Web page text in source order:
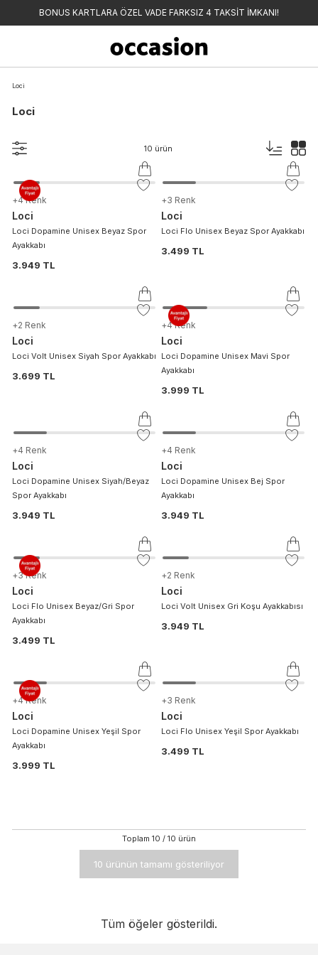
BONUS KARTLARA ÖZEL VADE FARKSIZ 4 TAKSİT İMKANI!
Loci
Loci
10 ürün
+4 Renk
Loci
Loci Dopamine Unisex Beyaz Spor
Ayakkabı
3.949 TL
+3 Renk
Loci
Loci Flo Unisex Beyaz Spor Ayakkabı
3.499 TL
+2 Renk
Loci
Loci Volt Unisex Siyah Spor Ayakkabı
3.699 TL
+4 Renk
Loci
Loci Dopamine Unisex Mavi Spor
Ayakkabı
3.999 TL
+4 Renk
Loci
Loci Dopamine Unisex Siyah/Beyaz
Spor Ayakkabı
3.949 TL
+4 Renk
Loci
Loci Dopamine Unisex Bej Spor
Ayakkabı
3.949 TL
+3 Renk
Loci
Loci Flo Unisex Beyaz/Gri Spor
Ayakkabı
3.499 TL
+2 Renk
Loci
Loci Volt Unisex Gri Koşu Ayakkabısı
3.949 TL
+4 Renk
Loci
Loci Dopamine Unisex Yeşil Spor
Ayakkabı
3.999 TL
+3 Renk
Loci
Loci Flo Unisex Yeşil Spor Ayakkabı
3.499 TL
Toplam 10 / 10 ürün
10 ürünün tamamı gösteriliyor
Tüm öğeler gösterildi.